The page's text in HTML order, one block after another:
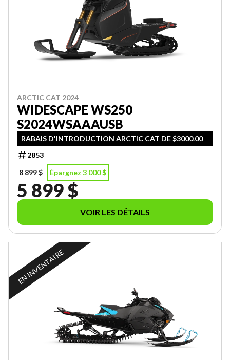
ARCTIC CAT 2024
WIDESCAPE WS250
S2024WSAAAUSB
RABAIS D'INTRODUCTION ARCTIC CAT DE $3000.00
2853
8 899 $
Épargnez 3 000 $
5 899 $
VOIR LES DÉTAILS
EN INVENTAIRE